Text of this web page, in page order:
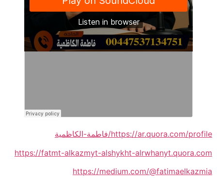
https://ar.quora.com/profile/فاطمة-الكاظمية
https://fatmt-alkazmyt-alshykht-alrwhanyt.quora.com
https://medium.com/@fatimaelkazmia